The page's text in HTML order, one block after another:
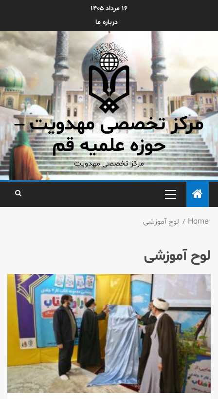
۱۶ مرداد ۱۴۰۵
درباره ما
مرکز تخصصی مهدویت –
حوزه علمیه قم
مرکز تخصصی مهدویت
Home لوح آموزشی
لوح آموزشی